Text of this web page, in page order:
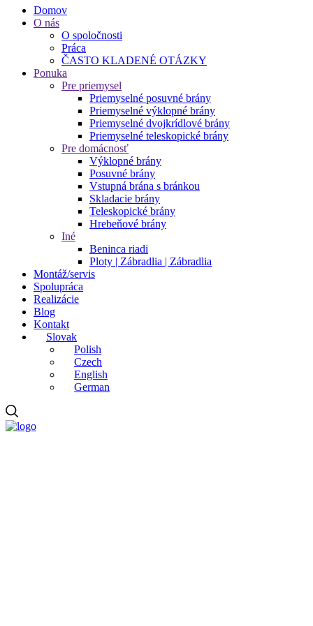
Domov
O nás
O spoločnosti
Práca
ČASTO KLADENÉ OTÁZKY
Ponuka
Pre priemysel
Priemyselné posuvné brány
Priemyselné výklopné brány
Priemyselné dvojkrídlové brány
Priemyselné teleskopické brány
Pre domácnosť
Výklopné brány
Posuvné brány
Vstupná brána s bránkou
Skladacie brány
Teleskopické brány
Hrebeňové brány
Iné
Beninca riadi
Ploty | Zábradlia | Zábradlia
Montáž/servis
Spolupráca
Realizácie
Blog
Kontakt
Slovak
Polish
Czech
English
German